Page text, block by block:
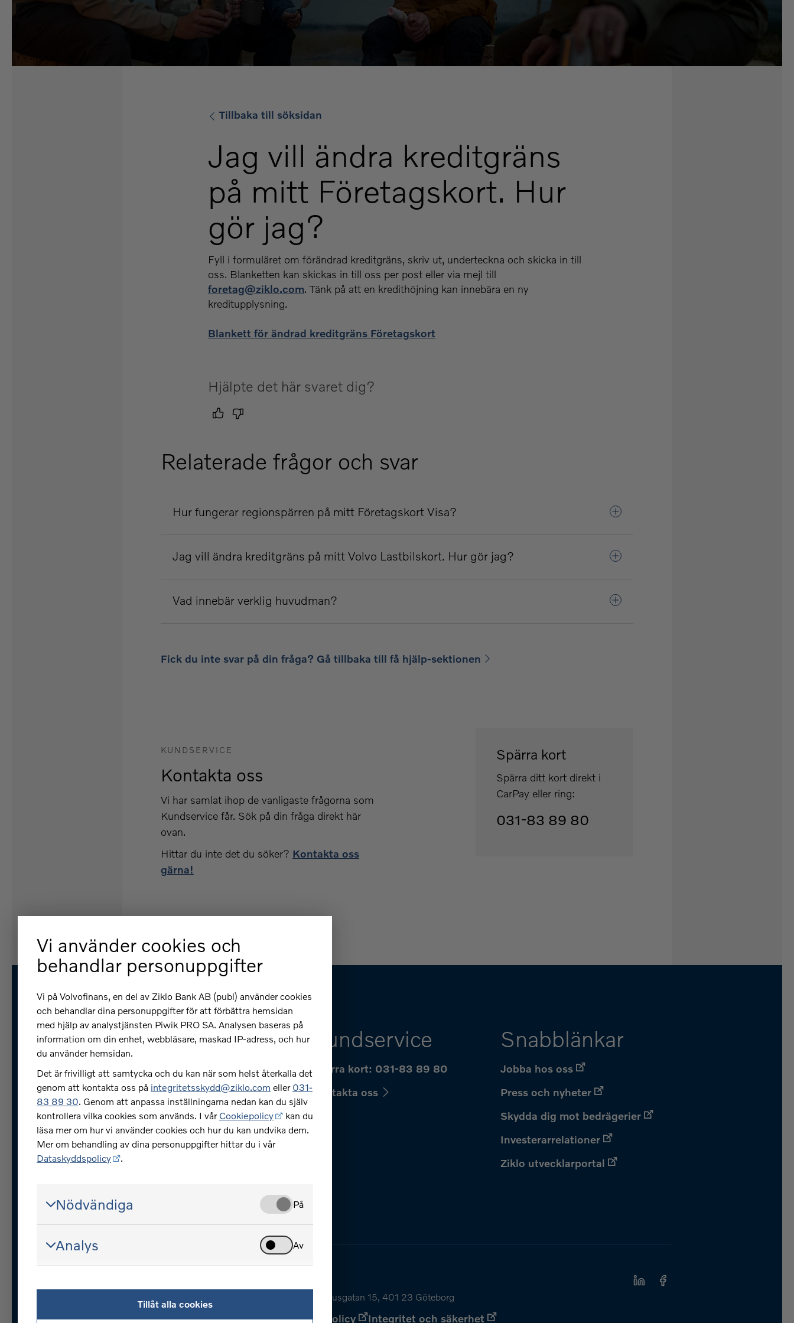
Tillbaka till söksidan
Jag vill ändra kreditgräns
på mitt Företagskort. Hur
gör jag?
Fyll i formuläret om förändrad kreditgräns, skriv ut, underteckna och skicka in till
oss. Blanketten kan skickas in till oss per post eller via mejl till
foretag@ziklo.com. Tänk på att en kredithöjning kan innebära en ny
kreditupplysning.
Blankett för ändrad kreditgräns Företagskort
Hjälpte det här svaret dig?
Relaterade frågor och svar
Hur fungerar regionspärren på mitt Företagskort Visa?
Jag vill ändra kreditgräns på mitt Volvo Lastbilskort. Hur gör jag?
Vad innebär verklig huvudman?
Fick du inte svar på din fråga? Gå tillbaka till få hjälp-sektionen
KUNDSERVICE
Kontakta oss
Vi har samlat ihop de vanligaste frågorna som
Kundservice får. Sök på din fråga direkt här
ovan.
Hittar du inte det du söker? Kontakta oss
gärna!
Spärra kort
Spärra ditt kort direkt i
CarPay eller ring:
031-83 89 80
Få hjälp
Jag vill slutlösa mitt billån, hur
gör jag?
Var kan jag se mina fakturor?
Hur anmäler jag mig för e-
faktura?
Fler frågor och svar
Kundservice
Spärra kort: 031-83 89 80
Kontakta oss
Snabblänkar
Jobba hos oss
Press och nyheter
Skydda dig mot bedrägerier
Investerarrelationer
Ziklo utvecklarportal
© Ziklo Bank AB (publ) Org.nr 556069-0967 Bohusgatan 15, 401 23 Göteborg
Om VolvofinansCookiepolicyDataskyddspolicy Integritet och säkerhet
Vi använder cookies och
behandlar personuppgifter
Vi på Volvofinans, en del av Ziklo Bank AB (publ) använder cookies
och behandlar dina personuppgifter för att förbättra hemsidan
med hjälp av analystjänsten Piwik PRO SA. Analysen baseras på
information om din enhet, webbläsare, maskad IP-adress, och hur
du använder hemsidan.
Det är frivilligt att samtycka och du kan när som helst återkalla det
genom att kontakta oss på integritetsskydd@ziklo.com eller 031-
83 89 30. Genom att anpassa inställningarna nedan kan du själv
kontrollera vilka cookies som används. I vår Cookiepolicy
kan du
läsa mer om hur vi använder cookies och hur du kan undvika dem.
Mer om behandling av dina personuppgifter hittar du i vår
Dataskyddspolicy
.
Nödvändiga På
Analys Av
Tillåt alla cookies